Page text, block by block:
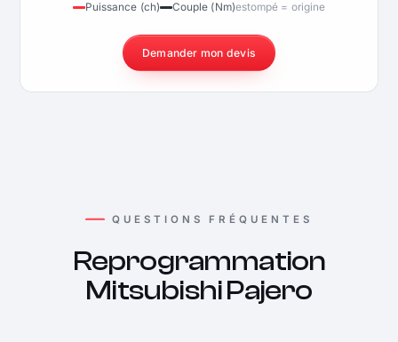
Puissance (ch) Couple (Nm)estompé = origine
Demander mon devis
QUESTIONS FRÉQUENTES
Reprogrammation
Mitsubishi Pajero